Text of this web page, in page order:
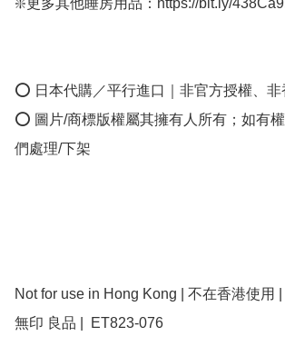
⭕ 日本代購／平行進口｜非官方授權、非
⭕ 圖片/商標版權屬其擁有人所有；如有
們處理/下架
Not for use in Hong Kong | 不在香港使用 |
無印 良品 |  ET823-076